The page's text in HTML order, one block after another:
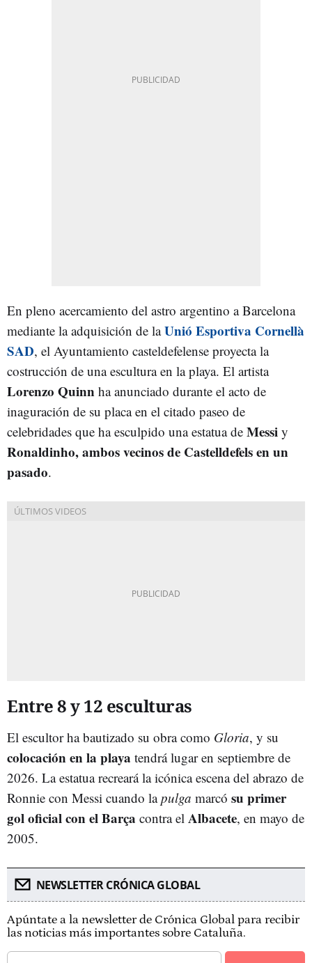
En pleno acercamiento del astro argentino a Barcelona
mediante la adquisición de laUnió Esportiva Cornellà
SAD, el Ayuntamiento casteldefelense proyecta la
costrucción de una escultura en la playa. El artista
Lorenzo Quinn ha anunciado durante el acto de
inaguración de su placa en el citado paseo de
celebridades que ha esculpido una estatua de Messi y
Ronaldinho, ambos vecinos de Castelldefels en un
pasado.
Entre 8 y 12 esculturas
El escultor ha bautizado su obra como Gloria, y su
colocación en la playa tendrá lugar en septiembre de
2026. La estatua recreará la icónica escena del abrazo de
Ronnie con Messi cuando lapulga marcó su primer
gol oficial con el Barça contra el Albacete, en mayo de
2005.
NEWSLETTER CRÓNICA GLOBAL
Apúntate a la newsletter de Crónica Global para recibir
las noticias más importantes sobre Cataluña.